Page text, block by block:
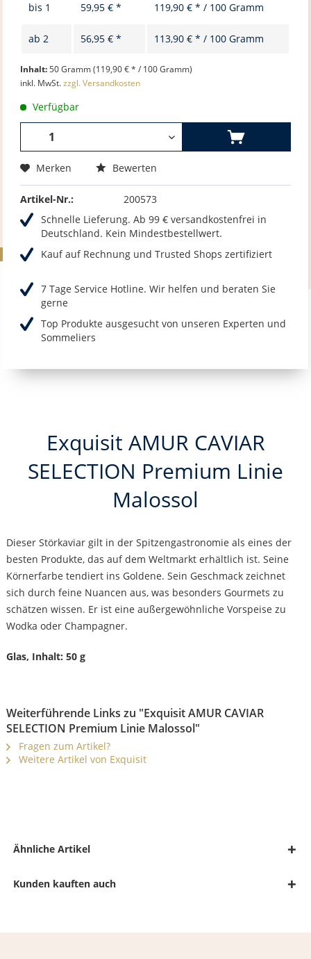
bis 1 59,95 € * 119,90 € * / 100 Gramm
ab2 56,95 € * 113,90 € * / 100 Gramm
Inhalt:50 Gramm (119,90 € * / 100 Gramm)
inkl. MwSt.zzgl. Versandkosten
Verfügbar
Merken Bewerten
Artikel-Nr.:
200573
Schnelle Lieferung. Ab 99 € versandkostenfrei in
Deutschland. Kein Mindestbestellwert.
Kauf auf Rechnung und Trusted Shops zertifiziert
7 Tage Service Hotline. Wir helfen und beraten Sie
gerne
Top Produkte ausgesucht von unseren Experten und
Sommeliers
Exquisit AMUR CAVIAR
SELECTION Premium Linie
Malossol
Dieser Störkaviar gilt in der Spitzengastronomie als eines der
besten Produkte, das auf dem Weltmarkt erhältlich ist. Seine
Körnerfarbe tendiert ins Goldene. Sein Geschmack zeichnet
sich durch feine Nuancen aus, was besonders Gourmets zu
schätzen wissen. Er ist eine außergewöhnliche Vorspeise zu
Wodka oder Champagner.
Glas, Inhalt: 50 g
Weiterführende Links zu "Exquisit AMUR CAVIAR
SELECTION Premium Linie Malossol"
Fragen zum Artikel?
Weitere Artikel von Exquisit
Ähnliche Artikel
Kunden kauften auch